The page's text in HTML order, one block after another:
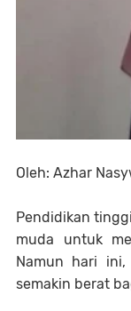
Oleh: Azhar
Pendidikan
muda untuk
Namun hari
semakin berat